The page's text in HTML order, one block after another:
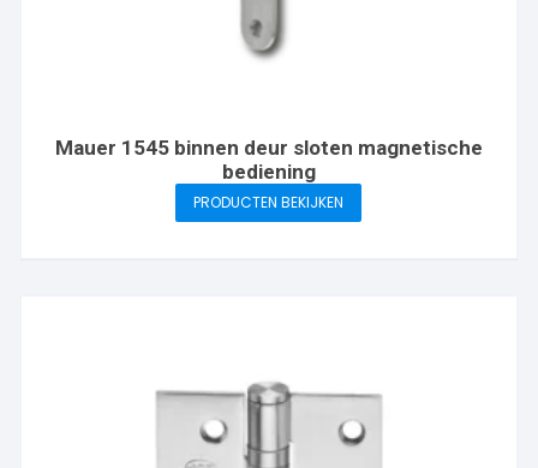
Mauer 1545 binnen deur sloten magnetische
bediening
PRODUCTEN BEKIJKEN